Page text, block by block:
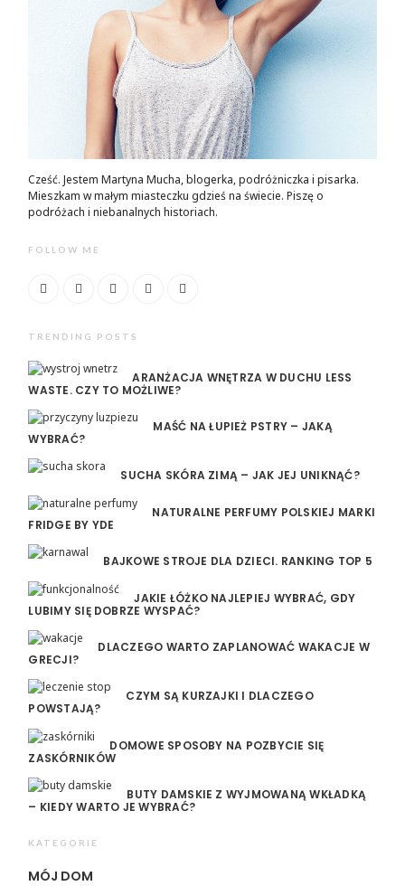
Cześć. Jestem Martyna Mucha, blogerka, podróżniczka i pisarka.
Mieszkam w małym miasteczku gdzieś na świecie. Piszę o
podróżach i niebanalnych historiach.
FOLLOW ME
TRENDING POSTS
ARANŻACJA WNĘTRZA W DUCHU LESS
WASTE. CZY TO MOŻLIWE?
MAŚĆ NA ŁUPIEŻ PSTRY – JAKĄ
WYBRAĆ?
SUCHA SKÓRA ZIMĄ – JAK JEJ UNIKNĄĆ?
NATURALNE PERFUMY POLSKIEJ MARKI
FRIDGE BY YDE
BAJKOWE STROJE DLA DZIECI. RANKING TOP 5
JAKIE ŁÓŻKO NAJLEPIEJ WYBRAĆ, GDY
LUBIMY SIĘ DOBRZE WYSPAĆ?
DLACZEGO WARTO ZAPLANOWAĆ WAKACJE W
GRECJI?
CZYM SĄ KURZAJKI I DLACZEGO
POWSTAJĄ?
DOMOWE SPOSOBY NA POZBYCIE SIĘ
ZASKÓRNIKÓW
BUTY DAMSKIE Z WYJMOWANĄ WKŁADKĄ
– KIEDY WARTO JE WYBRAĆ?
KATEGORIE
MÓJ DOM